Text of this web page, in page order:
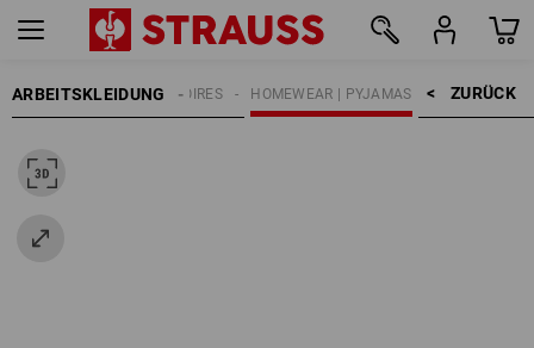
ARBEITSKLEIDUNG ZURÜCK    >
HOMEWEAR | PYJAMAS
ACCESSOIRES
DAMEN